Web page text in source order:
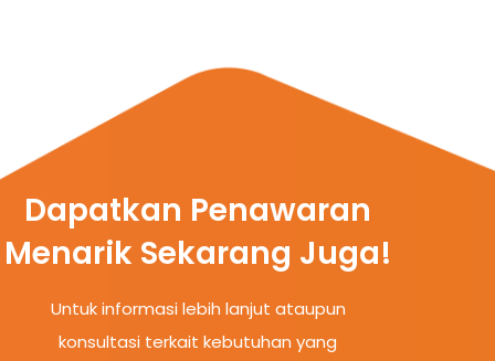
Dapatkan Penawaran
Menarik Sekarang Juga!
Untuk informasi lebih lanjut ataupun
konsultasi terkait kebutuhan yang